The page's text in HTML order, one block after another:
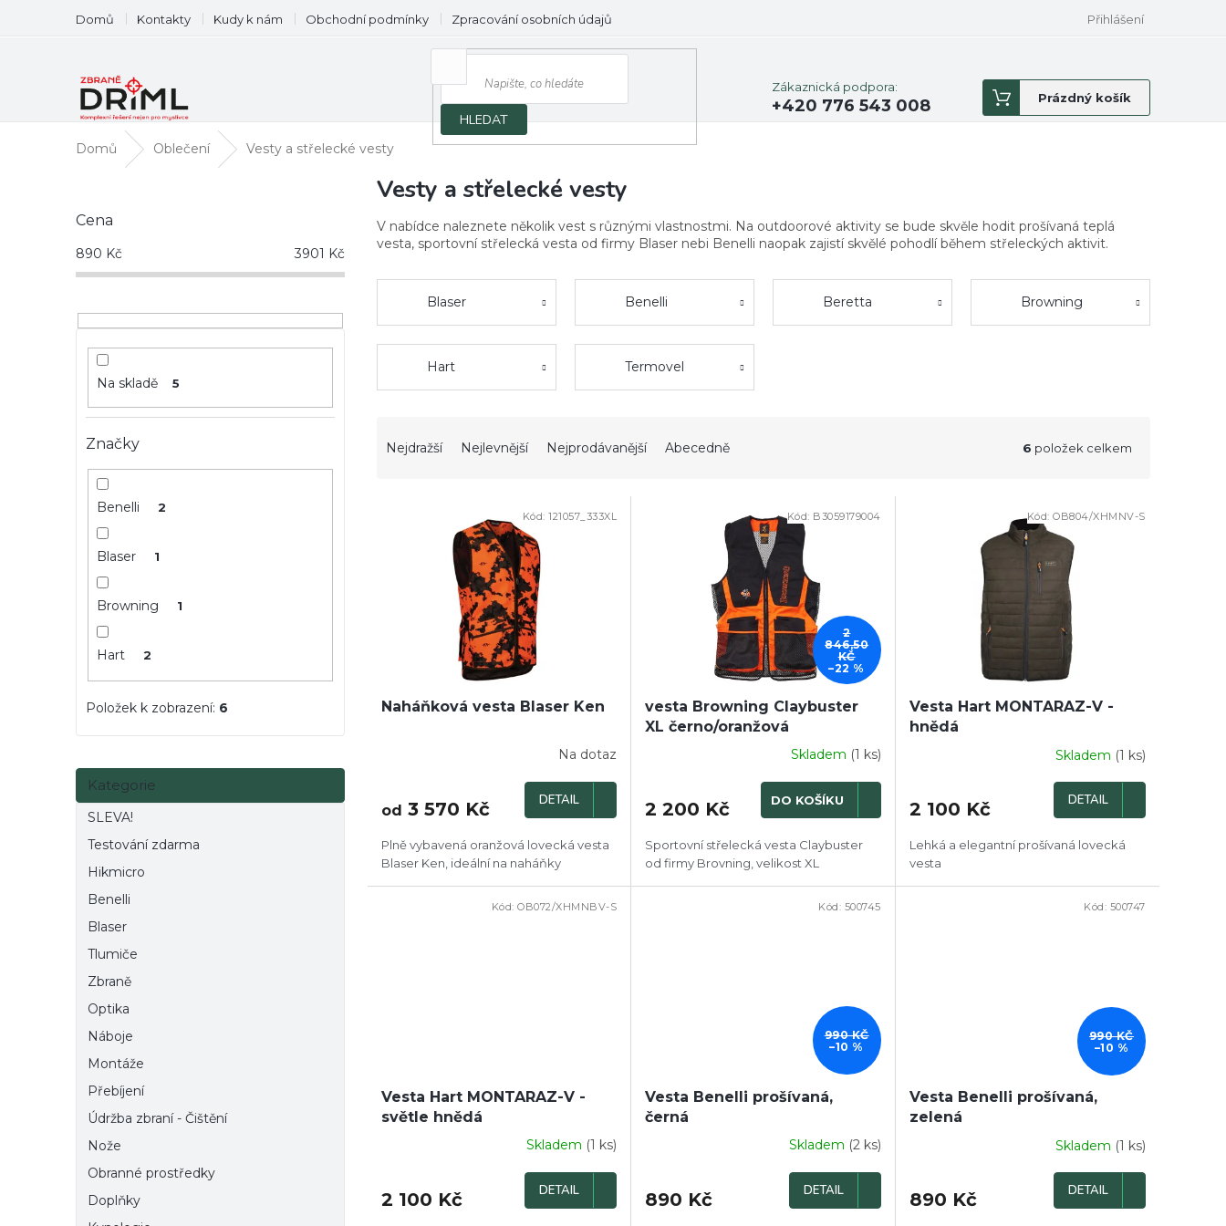
obsah
Domů Kontakty Kudy k nám Obchodní podmínky Zpracování osobních údajů Přihlášení
HLEDAT
Zákaznická podpora:
+420 776 543 008
Nákupní
košík
Prázdný košík
Domů Oblečení Vesty a střelecké vesty
s
t
r
n
Cena
890 Kč 3901 Kč
Na skladě 5
Značky
Benelli 2
Blaser 1
Browning 1
Hart 2
Položek k zobrazení: 6
Přeskočit
kategorie
Kategorie
SLEVA!
Testování zdarma
Hikmicro
Benelli
Blaser
Tlumiče
Zbraně
Optika
Náboje
Montáže
Přebíjení
Údržba zbraní - Čištění
Nože
Obranné prostředky
Doplňky
Vesty a střelecké vesty
V nabídce naleznete několik vest s různými vlastnostmi. Na outdoorové aktivity se bude skvěle hodit prošívaná teplá
vesta, sportovní střelecká vesta od firmy Blaser nebi Benelli naopak zajistí skvělé pohodlí během střeleckých aktivit.
Blaser Benelli Beretta Browning
Hart Termovel
Nejdražší Nejlevnější Nejprodávanější Abecedně 6 položek celkem
k
Naháňková vesta Blaser Ken
Na dotaz
od 3 570 Kč DETAIL
Plně vybavená oranžová lovecká vesta
Blaser Ken, ideální na naháňky
Kód:121057_333XL
2
846,50
KČ
–22 %
vesta Browning Claybuster
XL černo/oranžová
Skladem (1 ks)
2 200 Kč DO KOŠÍKU
Sportovní střelecká vesta Claybuster
od firmy Brovning, velikost XL
Kód: B3059179004
Vesta Hart MONTARAZ-V -
hnědá
Skladem (1 ks)
2 100 Kč DETAIL
Lehká a elegantní prošívaná lovecká
vesta
Kód:OB804/XHMNV-S
Vesta Hart MONTARAZ-V -
světle hnědá
Skladem (1 ks)
2 100 Kč DETAIL
Kód:OB072/XHMNBV-S
990 KČ
–10 %
Vesta Benelli prošívaná,
černá
Skladem (2 ks)
890 Kč DETAIL
Kód: 500745
990 KČ
–10 %
Vesta Benelli prošívaná,
zelená
Skladem (1 ks)
890 Kč DETAIL
Kód: 500747